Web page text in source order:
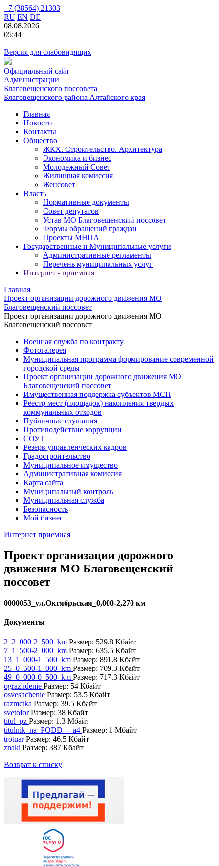
+7 (38564) 21303
RU EN DE
08.08.2026
05:44
Версия для слабовидящих
Официальный сайт
Администрации
Благовещенского поссовета
Благовещенского района Алтайского края
Главная
Новости
Контакты
Общество
ЖКХ. Строительство. Архитектура
Экономика и бизнес
Молодежный Совет
Жилищная комиссия
Женсовет
Власть
Нормативные документы
Совет депутатов
Устав МО Благовещенский поссовет
Формы обращений граждан
Проекты МНПА
Государственные и Муниципальные услуги
Административные регламенты
Перечень муниципальных услуг
Интернет - приемная
Главная
Проект организации дорожного движения МО
Благовещенский поссовет
Проект организации дорожного движения МО
Благовещенский поссовет
Военная служба по контракту
Фотогалерея
Муниципальная программа формирование современной
городской среды
Проект организации дорожного движения МО
Благовещенский поссовет
Имущественная поддержка субъектов МСП
Реестр мест (площадок) накопления твердых
коммунальных отходов
Публичные слушания
Противодействие коррупции
СОУТ
Резерв управленческих кадров
Градостроительство
Муниципальное имущество
Административная комиссия
Карта сайта
Муниципальный контроль
Муниципальная служба
Безопасность
Мой бизнес
Интернет приемная
Проект организации дорожного
движения МО Благовещенский
поссовет
0000053_ул.Октябрьская_0,000-2,270 км
Документы
2_2_000-2_500_km Размер: 529.8 Кбайт
7_1_500-2_000_km Размер: 635.5 Кбайт
13_1_000-1_500_km Размер: 891.8 Кбайт
25_0_500-1_000_km Размер: 709.3 Кбайт
49_0_000-0_500_km Размер: 717.3 Кбайт
ograzhdenie Размер: 54 Кбайт
osveshchenie Размер: 53.5 Кбайт
razmetka Размер: 39.5 Кбайт
svetoforРазмер: 38 Кбайт
titul_pz Размер: 1.3 Мбайт
titulnik_na_PODD_-_a4 Размер: 1 Мбайт
trotuarРазмер: 46.5 Кбайт
znaki Размер: 387 Кбайт
Возврат к списку